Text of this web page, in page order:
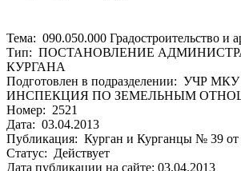
Тема: 090.050.000 Градостроительство и
Тип: ПОСТАНОВЛЕНИЕ
КУРГАНА
Подготовлен в подразделении: УЧР
ИНСПЕКЦИЯ ПО ЗЕМЕЛЬНЫМ
Номер: 2521
Дата: 03.04.2013
Публикация: Курган и Курганцы № 39 от
Статус: Действует
Дата публикации на сайте: 03.04.2013